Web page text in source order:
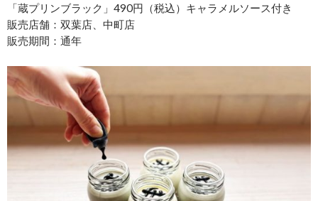
「蔵プリンブラック」490円（税込）キャラメルソース付き
販売店舗：双葉店、中町店
販売期間：通年